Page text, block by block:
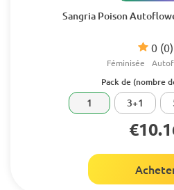
Sangria Poison
0 (0)
Féminisée
Pack de (nombre
1 3+1